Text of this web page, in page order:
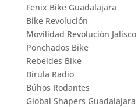
Fenix Bike Guadalajara
Bike Revolución
Movilidad Revolución Jalisco
Ponchados Bike
Rebeldes Bike
Birula Radio
Búhos Rodantes
Global Shapers Guadalajara